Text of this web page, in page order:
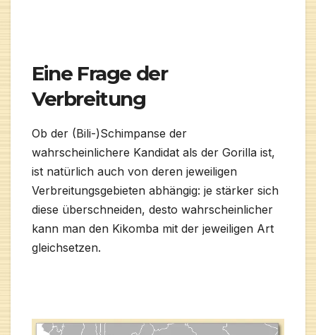
Eine Frage der
Verbreitung
Ob der (Bili-)Schimpanse der
wahrscheinlichere Kandidat als der Gorilla ist,
ist natürlich auch von deren jeweiligen
Verbreitungsgebieten abhängig: je stärker sich
diese überschneiden, desto wahrscheinlicher
kann man den Kikomba mit der jeweiligen Art
gleichsetzen.